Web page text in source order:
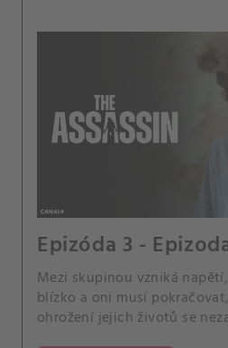
Epizóda 3 -
Mezi skupinou vzniká
blízko a oni musí
ohrožení jejich životů se